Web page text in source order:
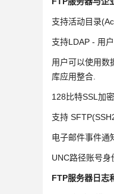
支持活动目录
支持LDAP - 用
用户可以使用数
库应用整合.
128比特SSL加
支持
电子邮件事件通
UNC路径账号
FTP服务器日志